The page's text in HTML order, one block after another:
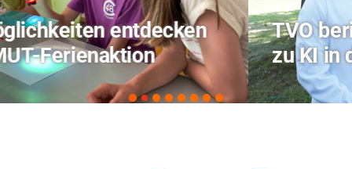
TVO berichtet über Forschung
zu KI in der Landwirtschaft